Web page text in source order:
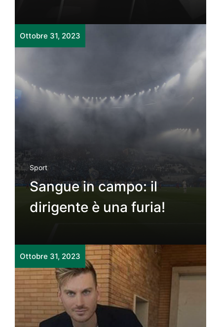
Ottobre 31, 2023
Sport
Sangue in campo: il
dirigente è una furia!
Ottobre 31, 2023